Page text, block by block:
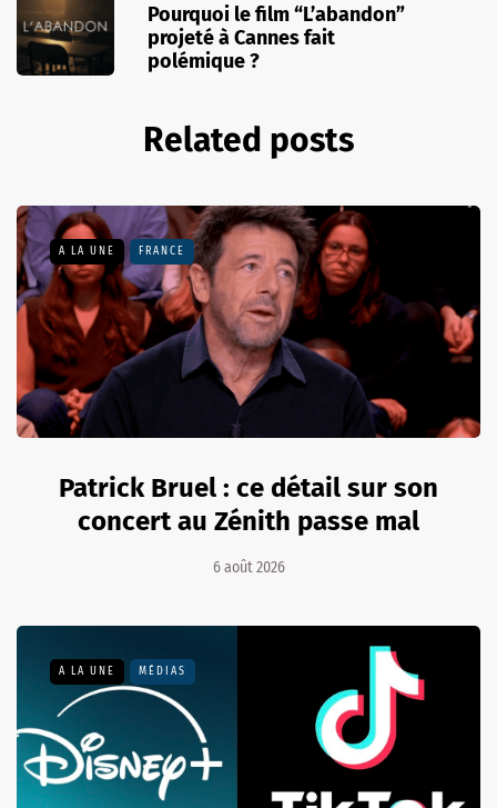
Pourquoi le film “L’abandon”
projeté à Cannes fait
polémique ?
Related posts
A LA UNE FRANCE
Patrick Bruel : ce détail sur son
concert au Zénith passe mal
6 août 2026
A LA UNE MÉDIAS